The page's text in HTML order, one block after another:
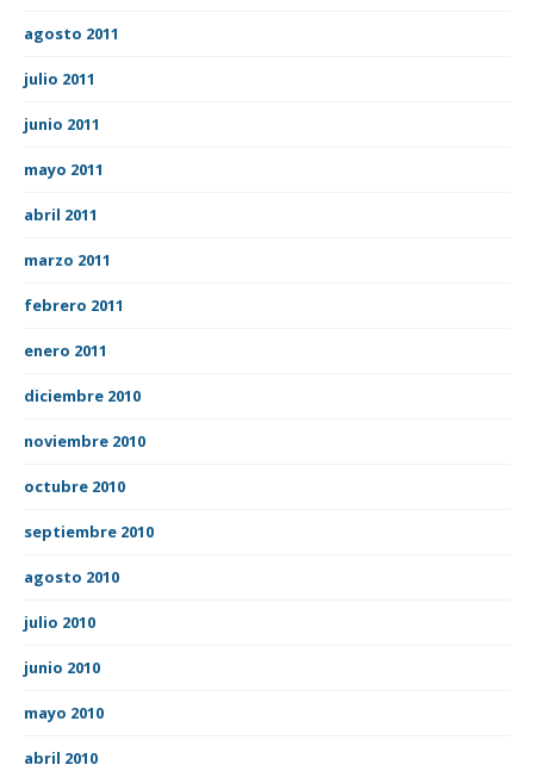
agosto 2011
julio 2011
junio 2011
mayo 2011
abril 2011
marzo 2011
febrero 2011
enero 2011
diciembre 2010
noviembre 2010
octubre 2010
septiembre 2010
agosto 2010
julio 2010
junio 2010
mayo 2010
abril 2010